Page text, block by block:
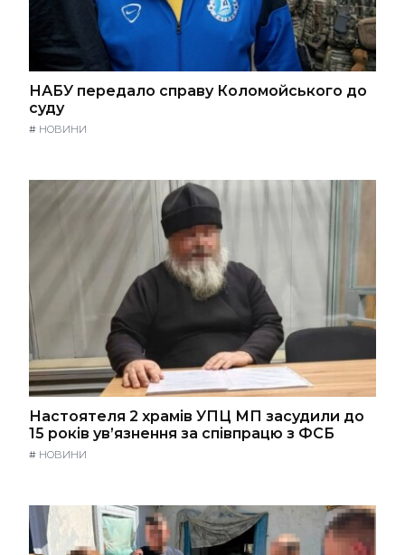
НАБУ передало справу Коломойського до
суду
# НОВИНИ
Настоятеля 2 храмів УПЦ МП засудили до
15 років ув’язнення за співпрацю з ФСБ
# НОВИНИ